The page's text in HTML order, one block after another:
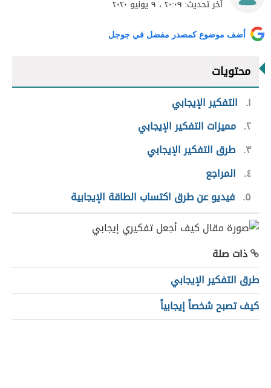
آخر تحديث: ٢٠:٠٩ ، ٩ يونيو ٢٠٢٠
أضف موضوع كمصدر مفضل في جوجل
محتويات
١
التفكير الإيجابي
٢ مميزات التفكير الإيجابي
٣ طرق التفكير الإيجابي
٤
المراجع
٥ فيديو عن طرق اكتساب الطاقة الإيجابية
ذات صلة
طرق التفكير الإيجابي
كيف تصبح شخصاً إيجابياً